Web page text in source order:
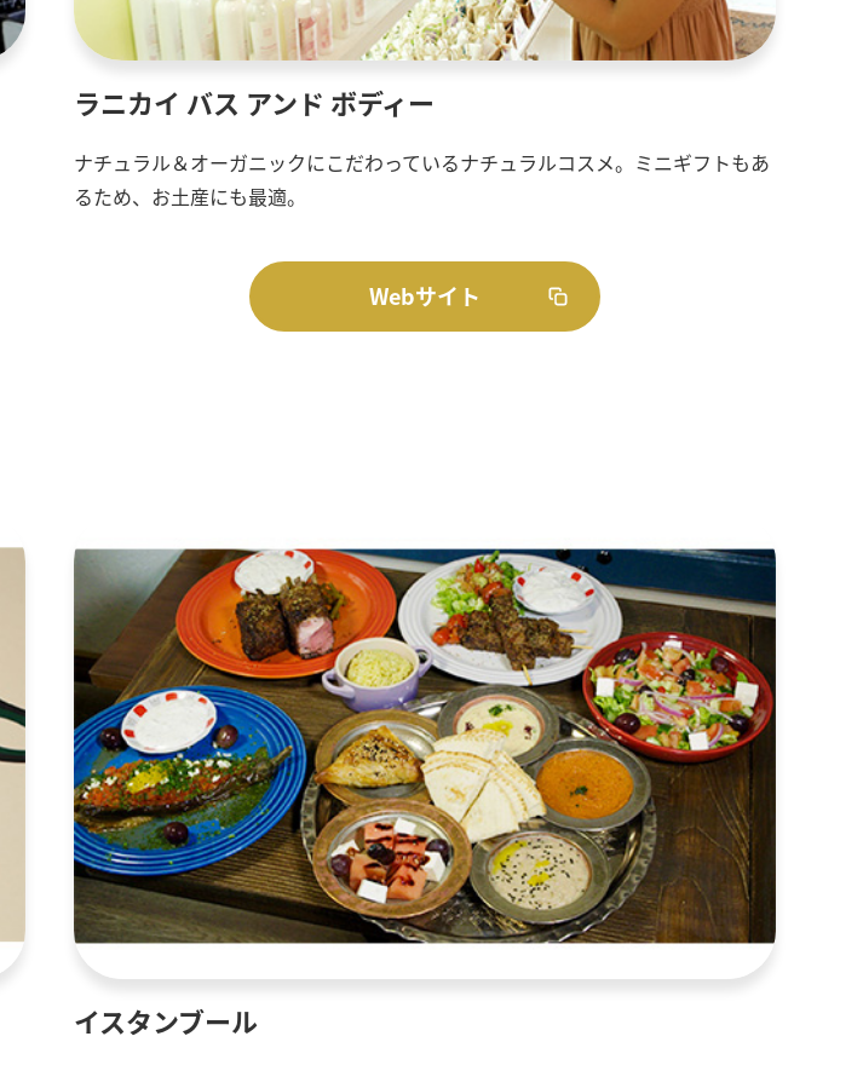
ラニカイ バス アンド ボディー
ナチュラル＆オーガニックにこだわっているナチュラルコスメ。ミニギフトもあ
るため、お土産にも最適。
Webサイト
イスタンブール